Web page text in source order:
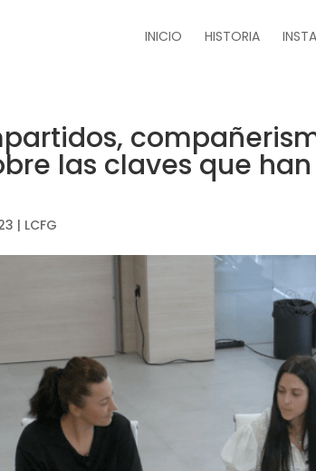
INICIO HISTORIA
las claves que
| LCFG